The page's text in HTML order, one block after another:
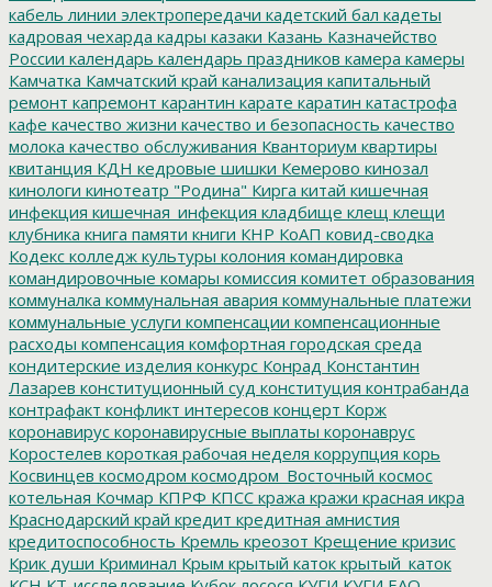
кабель линии электропередачи кадетский бал кадеты
кадровая чехарда кадры казаки Казань Казначейство
России календарь календарь праздников камера камеры
Камчатка Камчатский край канализация капитальный
ремонт капремонт карантин карате каратин катастрофа
кафе качество жизни качество и безопасность качество
молока качество обслуживания Кванториум квартиры
квитанция КДН кедровые шишки Кемерово кинозал
кинологи кинотеатр "Родина" Кирга китай кишечная
инфекция кишечная_инфекция кладбище клещ клещи
клубника книга памяти книги КНР КоАП ковид-сводка
Кодекс колледж культуры колония командировка
командировочные комары комиссия комитет образования
коммуналка коммунальная авария коммунальные платежи
коммунальные услуги компенсации компенсационные
расходы компенсация комфортная городская среда
кондитерские изделия конкурс Конрад Константин
Лазарев конституционный суд конституция контрабанда
контрафакт конфликт интересов концерт Корж
коронавирус коронавирусные выплаты коронаврус
Коростелев короткая рабочая неделя коррупция корь
Косвинцев космодром космодром_Восточный космос
котельная Кочмар КПРФ КПСС кража кражи красная икра
Краснодарский край кредит кредитная амнистия
кредитоспособность Кремль креозот Крещение кризис
Крик души Криминал Крым крытый каток крытый_каток